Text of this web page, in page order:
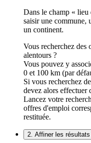
Dans le champ «
saisir une commune,
un continent.
Vous recherchez des
alentours ?
Vous pouvez y
0 et 100 km (par
Si vous recherchez
devez alors effectuer
Lancez votre
offres d'emploi
restituée.
2. Affiner les